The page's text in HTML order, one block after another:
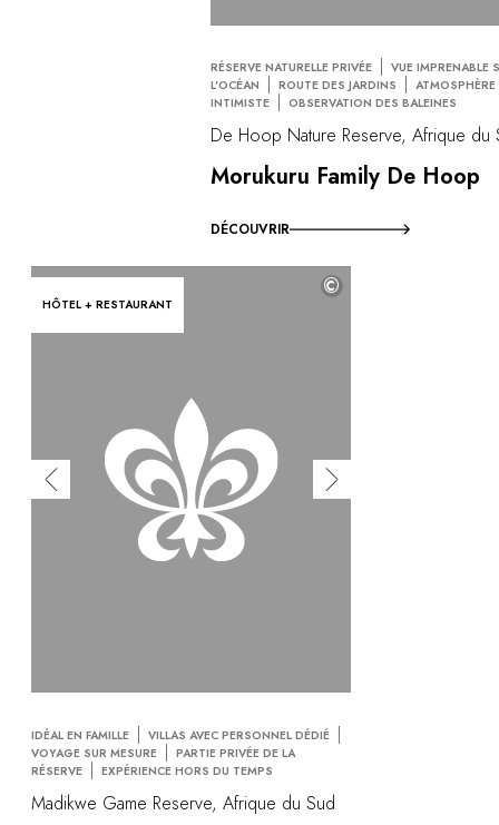
RÉSERVE NATURELLE PRIVÉE
VUE IMPRENABLE
L'OCÉAN
ROUTE DES JARDINS
ATMOSPHÈRE
INTIMISTE
OBSERVATION DES BALEINES
De Hoop Nature Reserve, Afrique du
Morukuru Family De Hoop
DÉCOUVRIR
HÔTEL + RESTAURANT
©
IDÉAL EN FAMILLE
VILLAS AVEC PERSONNEL DÉDIÉ
VOYAGE SUR MESURE
PARTIE PRIVÉE DE LA
RÉSERVE
EXPÉRIENCE HORS DU TEMPS
Madikwe Game Reserve, Afrique du Sud